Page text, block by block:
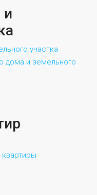
и
участка
дома и земельного